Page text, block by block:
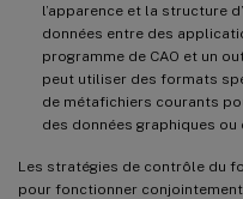
l’apparence et la structure
données entre des
programme de CAO et un
peut utiliser des formats
de métafichiers courants
des données graphiques ou
Les stratégies de contrôle du
pour fonctionner